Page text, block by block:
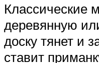
деревянную
доску тянет и
ставит